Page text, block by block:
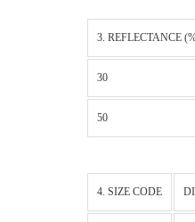
3. REFLECTANCE
30
50
4. SIZE CODE